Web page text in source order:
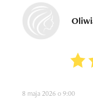
8 maja 2026 o 9:00